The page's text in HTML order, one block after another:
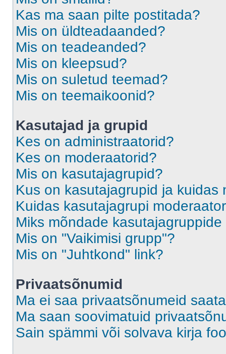
Kas ma saan pilte postitada?
Mis on üldteadaanded?
Mis on teadeanded?
Mis on kleepsud?
Mis on suletud teemad?
Mis on teemaikoonid?
Kasutajad ja grupid
Kes on administraatorid?
Kes on moderaatorid?
Mis on kasutajagrupid?
Kus on kasutajagrupid ja kuidas
Kuidas kasutajagrupi
Miks mõndade
Mis on "Vaikimisi grupp"?
Mis on "Juhtkond" link?
Privaatsõnumid
Ma ei saa privaatsõnumeid
Ma saan soovimatuid
Sain spämmi või solvava kirja